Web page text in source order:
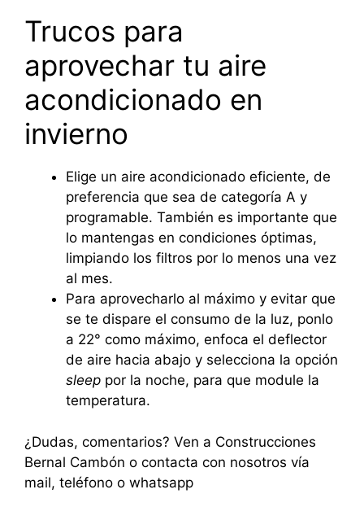
Trucos para
aprovechar tu aire
acondicionado en
invierno
Elige un aire acondicionado eficiente, de
preferencia que sea de categoría A y
programable. También es importante que
lo mantengas en condiciones óptimas,
limpiando los filtros por lo menos una vez
al mes.
Para aprovecharlo al máximo y evitar que
se te dispare el consumo de la luz, ponlo
a 22° como máximo, enfoca el deflector
de aire hacia abajo y selecciona la opción
sleep por la noche, para que module la
temperatura.
¿Dudas, comentarios? Ven a Construcciones
Bernal Cambón o contacta con nosotros vía
mail, teléfono o whatsapp